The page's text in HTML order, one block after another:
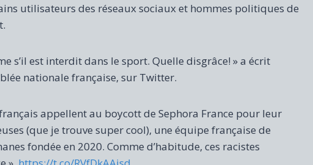
utilisateurs des réseaux sociaux et hommes politiques de
s’il est interdit dans le sport. Quelle disgrâce! » a écrit
nationale française, sur Twitter.
appellent au boycott de Sephora France pour leur
(que je trouve super cool), une équipe française de
fondée en 2020. Comme d’habitude, ces racistes